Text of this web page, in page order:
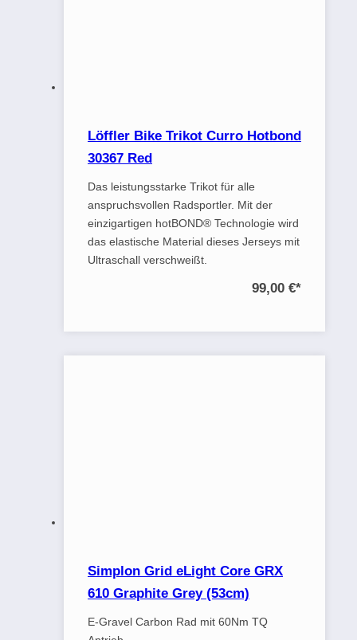
Löffler Bike Trikot Curro Hotbond
30367 Red
Das leistungsstarke Trikot für alle
anspruchsvollen Radsportler. Mit der
einzigartigen hotBOND® Technologie wird
das elastische Material dieses Jerseys mit
Ultraschall verschweißt.
99,00 €*
Simplon Grid eLight Core GRX
610 Graphite Grey (53cm)
E-Gravel Carbon Rad mit 60Nm TQ